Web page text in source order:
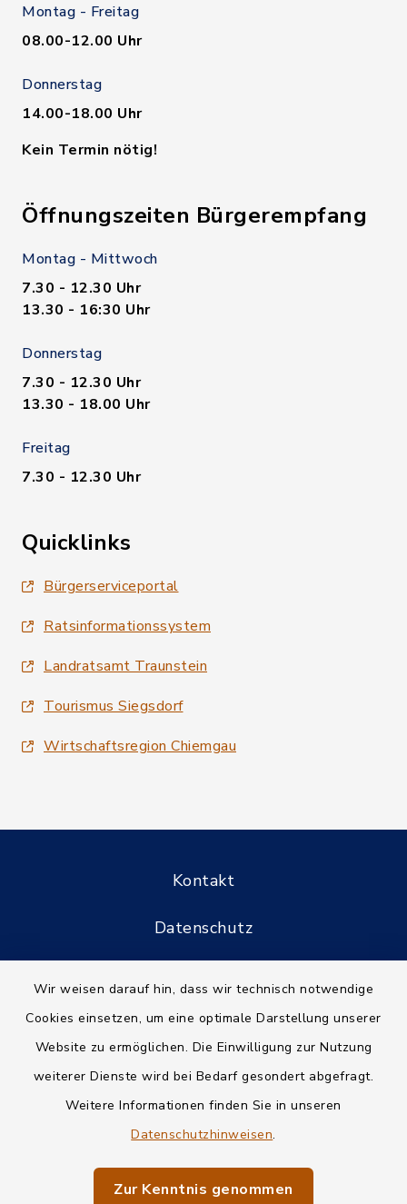
Wir weisen darauf hin, dass wir technisch notwendige
Cookies einsetzen, um eine optimale Darstellung unserer
Website zu ermöglichen. Die Einwilligung zur Nutzung
weiterer Dienste wird bei Bedarf gesondert abgefragt.
Weitere Informationen finden Sie in unseren
Datenschutzhinweisen.
Zur Kenntnis genommen
Montag - Freitag
08.00-12.00 Uhr
Donnerstag
14.00-18.00 Uhr
Kein Termin nötig!
Öffnungszeiten Bürgerempfang
Montag - Mittwoch
7.30 - 12.30 Uhr
13.30 - 16:30 Uhr
Donnerstag
7.30 - 12.30 Uhr
13.30 - 18.00 Uhr
Freitag
7.30 - 12.30 Uhr
Quicklinks
Bürgerserviceportal
Ratsinformationssystem
Landratsamt Traunstein
Tourismus Siegsdorf
Wirtschaftsregion Chiemgau
Kontakt
Datenschutz
Barrierefreiheit
Impressum
Sitemap
Cookie-Einstellungen